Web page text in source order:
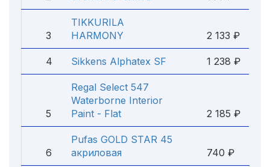
3
TIKKURILA
HARMONY
2 133 ₽
4 Sikkens Alphatex SF 1 238 ₽
5
Regal Select 547
Waterborne Interior
Paint - Flat
2 185 ₽
6
Pufas GOLD STAR 45
акриловая
740 ₽